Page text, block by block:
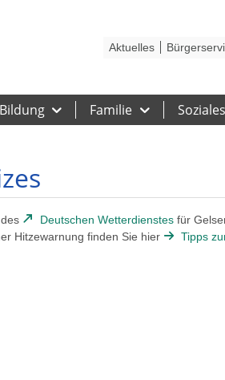
Bildung Familie Soziales
Aktuelles
Deutschen Wetterdienstesfür
Hitzewarnung finden Sie hier Tipps